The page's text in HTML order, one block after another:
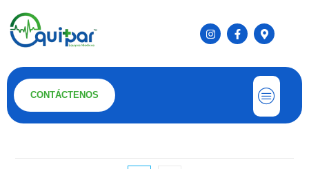
CONTÁCTENOS